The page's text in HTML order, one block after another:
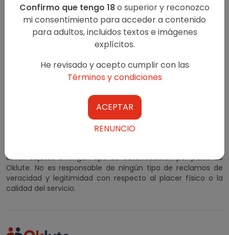
Al suscribirse y utilizar nuestros anuncios clasificados,
acepta nuestros Términos y condiciones. Los anuncios
están sujetos a ningún tipo de autenticación por parte de
Oklute. No es responsable de ningún tipo de reclamos de
veracidad y legitimidad con respecto al placer físico o la
calidad del servicio.
Confirmo que tengo 18o superior y reconozco
mi consentimiento para acceder a contenido
para adultos, incluidos textos e imágenes
explícitos.
He revisado y acepto cumplir con las
Términos y condiciones
ACEPTAR
RENUNCIO